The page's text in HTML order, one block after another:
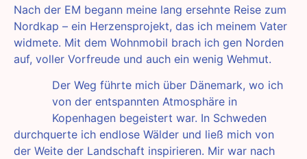
Nach der EM begann meine lang ersehnte Reise zum
Nordkap – ein Herzensprojekt, das ich meinem Vater
widmete. Mit dem Wohnmobil brach ich gen Norden
auf, voller Vorfreude und auch ein wenig Wehmut.
Der Weg führte mich über Dänemark, wo ich
von der entspannten Atmosphäre in
Kopenhagen begeistert war. In Schweden
durchquerte ich endlose Wälder und ließ mich von
der Weite der Landschaft inspirieren. Mir war nach